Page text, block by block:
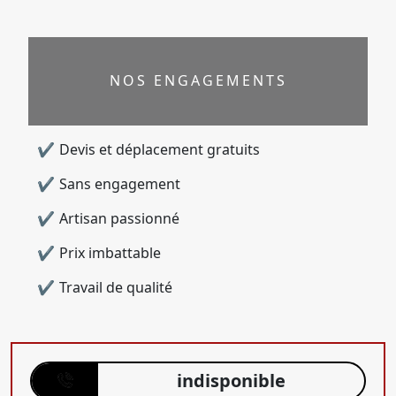
NOS ENGAGEMENTS
Devis et déplacement gratuits
Sans engagement
Artisan passionné
Prix imbattable
Travail de qualité
indisponible